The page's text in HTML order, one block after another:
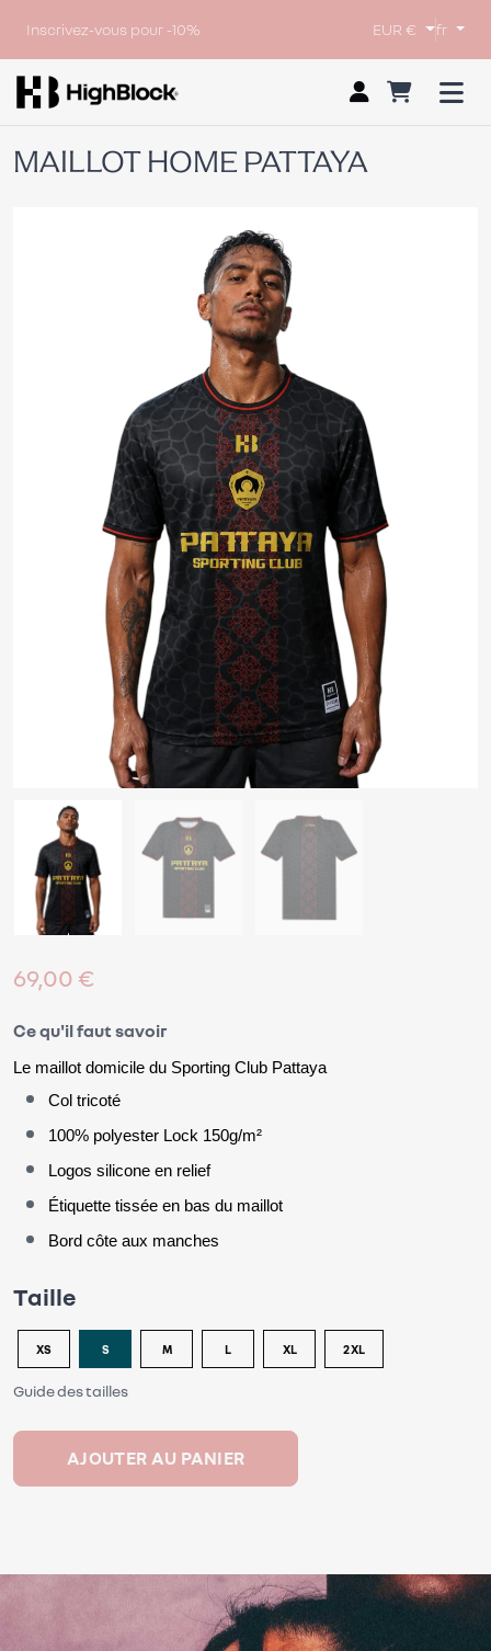
Inscrivez-vous pour -10% EUR € fr
MAILLOT HOME PATTAYA
69,00 €
Ce qu'il faut savoir
Le maillot domicile du Sporting Club Pattaya
Col tricoté
100% polyester Lock 150g/m²
Logos silicone en relief
Étiquette tissée en bas du maillot
Bord côte aux manches
Taille
XS S M L XL 2XL
Guide des tailles
AJOUTER AU PANIER